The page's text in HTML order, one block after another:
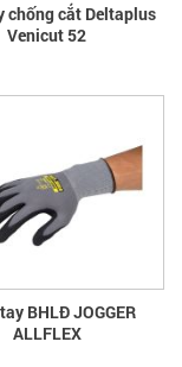
chống cắt Deltaplus
Venicut 52
BHLĐ JOGGER
ALLFLEX